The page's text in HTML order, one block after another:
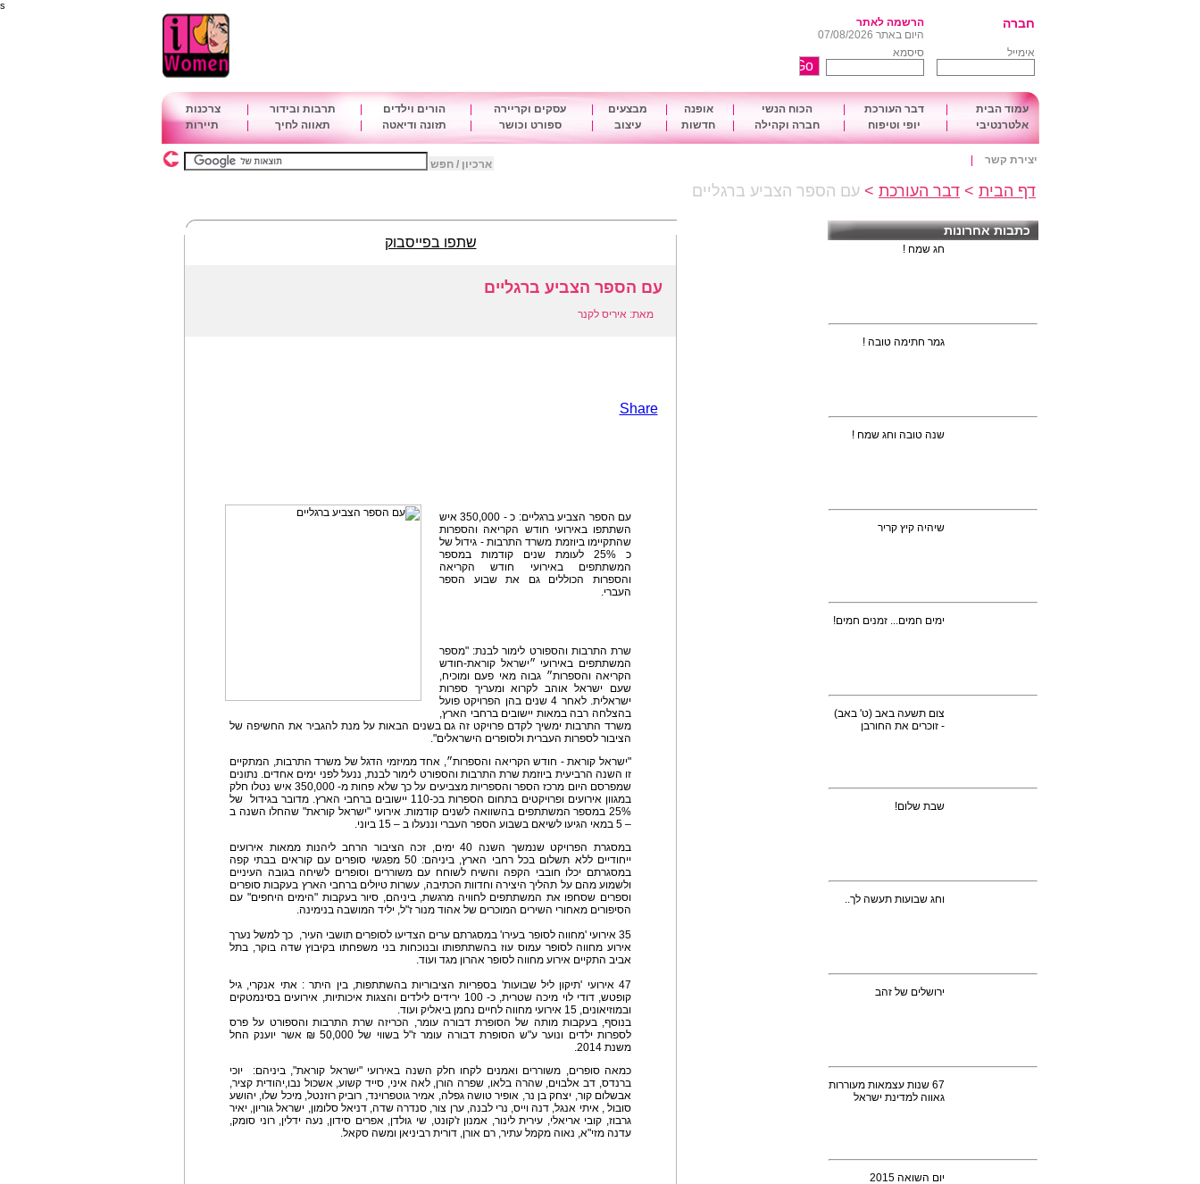
s
חברה
הרשמה לאתר
היום באתר 07/08/2026
אימייל
סיסמא
עמוד הבית דבר העורכת הכוח הנשי אופנה מבצעים עסקים וקריירה הורים וילדים תרבות ובידור
צרכנות
אלטרנטיבי
יופי וטיפוח חברה וקהילה חדשות עיצוב ספורט וכושר תזונה ודיאטה תאווה לחיך תיירות
יצירת קשר ארכיון / חפש
דף הבית > דבר העורכת > עם הספר הצביע ברגליים
כתבות אחרונות
חג שמח !
גמר חתימה טובה !
שנה טובה וחג שמח !
שיהיה קיץ קריר
ימים חמים... זמנים חמים!
צום תשעה באב (ט' באב)
- זוכרים את החורבן
שבת שלום!
וחג שבועות תעשה לך..
ירושלים של זהב
67 שנות עצמאות מעוררות
גאווה למדינת ישראל
יום השואה 2015
שתפו בפייסבוק
עם הספר הצביע ברגליים
מאת: איריס לקנר
Share
עם הספר הצביע ברגליים: כ - 350,000 איש
השתתפו באירועי חודש הקריאה והספרות
שהתקיימו ביוזמת משרד התרבות - גידול של
כ 25% לעומת שנים קודמות במספר
המשתתפים באירועי חודש הקריאה
והספרות הכוללים גם את שבוע הספר
העברי.
שרת התרבות והספורט לימור לבנת: "מספר
המשתתפים באירועי ״ישראל קוראת-חודש
הקריאה והספרות״ גבוה מאי פעם ומוכיח,
שעם ישראל אוהב לקרוא ומעריך ספרות
ישראלית. לאחר 4 שנים בהן הפרויקט פועל
בהצלחה רבה במאות יישובים ברחבי הארץ,
משרד התרבות ימשיך לקדם פרויקט זה גם בשנים הבאות על מנת להגביר את החשיפה של
הציבור לספרות העברית ולסופרים הישראלים".
"ישראל קוראת - חודש הקריאה והספרות״, אחד ממיזמי הדגל של משרד התרבות, המתקיים
זו השנה הרביעית ביוזמת שרת התרבות והספורט לימור לבנת, ננעל לפני ימים אחדים. נתונים
שמפרסם היום מרכז הספר והספריות מצביעים על כך שלא פחות מ- 350,000 איש נטלו חלק
במגוון אירועים ופרויקטים בתחום הספרות בכ-110 יישובים ברחבי הארץ. מדובר בגידול של
25% במספר המשתתפים בהשוואה לשנים קודמות. אירועי "ישראל קוראת" שהחלו השנה ב
– 5 במאי הגיעו לשיאם בשבוע הספר העברי וננעלו ב – 15 ביוני.
במסגרת הפרויקט שנמשך השנה 40 ימים, זכה הציבור הרחב ליהנות ממאות אירועים
ייחודיים ללא תשלום בכל רחבי הארץ, ביניהם: 50 מפגשי סופרים עם קוראים בבתי קפה
במסגרתם יכלו חובבי הקפה והשיח לשוחח עם משוררים וסופרים לשיחה בגובה העיניים
ולשמוע מהם על תהליך היצירה וחדוות הכתיבה, עשרות טיולים ברחבי הארץ בעקבות סופרים
וספרים שסחפו את המשתתפים לחוויה מרגשת, ביניהם, סיור בעקבות "הימים היחפים" עם
הסיפורים מאחורי השירים המוכרים של אהוד מנור ז"ל, יליד המושבה בנימינה.
35 אירועי 'מחווה לסופר בעירו' במסגרתם ערים הצדיעו לסופרים תושבי העיר, כך למשל נערך
אירוע מחווה לסופר עמוס עוז בהשתתפותו ובנוכחות בני משפחתו בקיבוץ שדה בוקר, בתל
אביב התקיים אירוע מחווה לסופר אהרון מגד ועוד.
47 אירועי 'תיקון ליל שבועות' בספריות הציבוריות בהשתתפות, בין היתר : אתי אנקרי, גיל
קופטש, דודי לוי מיכה שטרית, כ- 100 ירידים לילדים והצגות איכותיות, אירועים בסינמטקים
ובמוזיאונים, 15 אירועי מחווה לחיים נחמן ביאליק ועוד.
בנוסף, בעקבות מותה של הסופרת דבורה עומר, הכריזה שרת התרבות והספורט על פרס
לספרות ילדים ונוער ע"ש הסופרת דבורה עומר ז"ל בשווי של 50,000 ₪ אשר יוענק החל
משנת 2014.
כמאה סופרים, משוררים ואמנים לקחו חלק השנה באירועי "ישראל קוראת", ביניהם: יוכי
ברנדס, דב אלבוים, שהרה בלאו, שפרה הורן, לאה איני, סייד קשוע, אשכול נבו,יהודית קציר,
אבשלום קור, יצחק בן נר, אופיר טושה גפלה, אמיר גוטפרוינד, רוביק רוזנטל, מיכל שלו, יהושע
סובול , איתי אנגל, דנה וייס, נרי לבנה, ערן צור, סנדרה שדה, דניאל סלומון, ישראל גוריון, יאיר
גרבוז, קובי אריאלי, עירית לינור, אמנון ז'קונט, שי גולדן, אפרים סידון, נעה ידלין, רוני סומק,
עדנה מזי"א, נאוה מקמל עתיר, רם אורן, דורית רביניאן ומשה סקאל.